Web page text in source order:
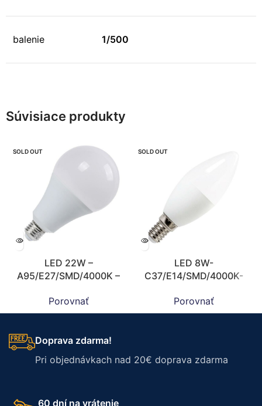
balenie 1/500
Súvisiace produkty
SOLD OUT
LED 22W –
A95/E27/SMD/4000K –
Porovnať
SOLD OUT
LED 8W-
C37/E14/SMD/4000K-
Porovnať
Doprava zdarma!
Pri objednávkach nad 20€ doprava zdarma
60 dní na vrátenie